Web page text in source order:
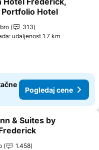
u favoriteHotel
313
udaljenost 1.7 km
Pogledaj cene
u favorite
& Suites by
1.458